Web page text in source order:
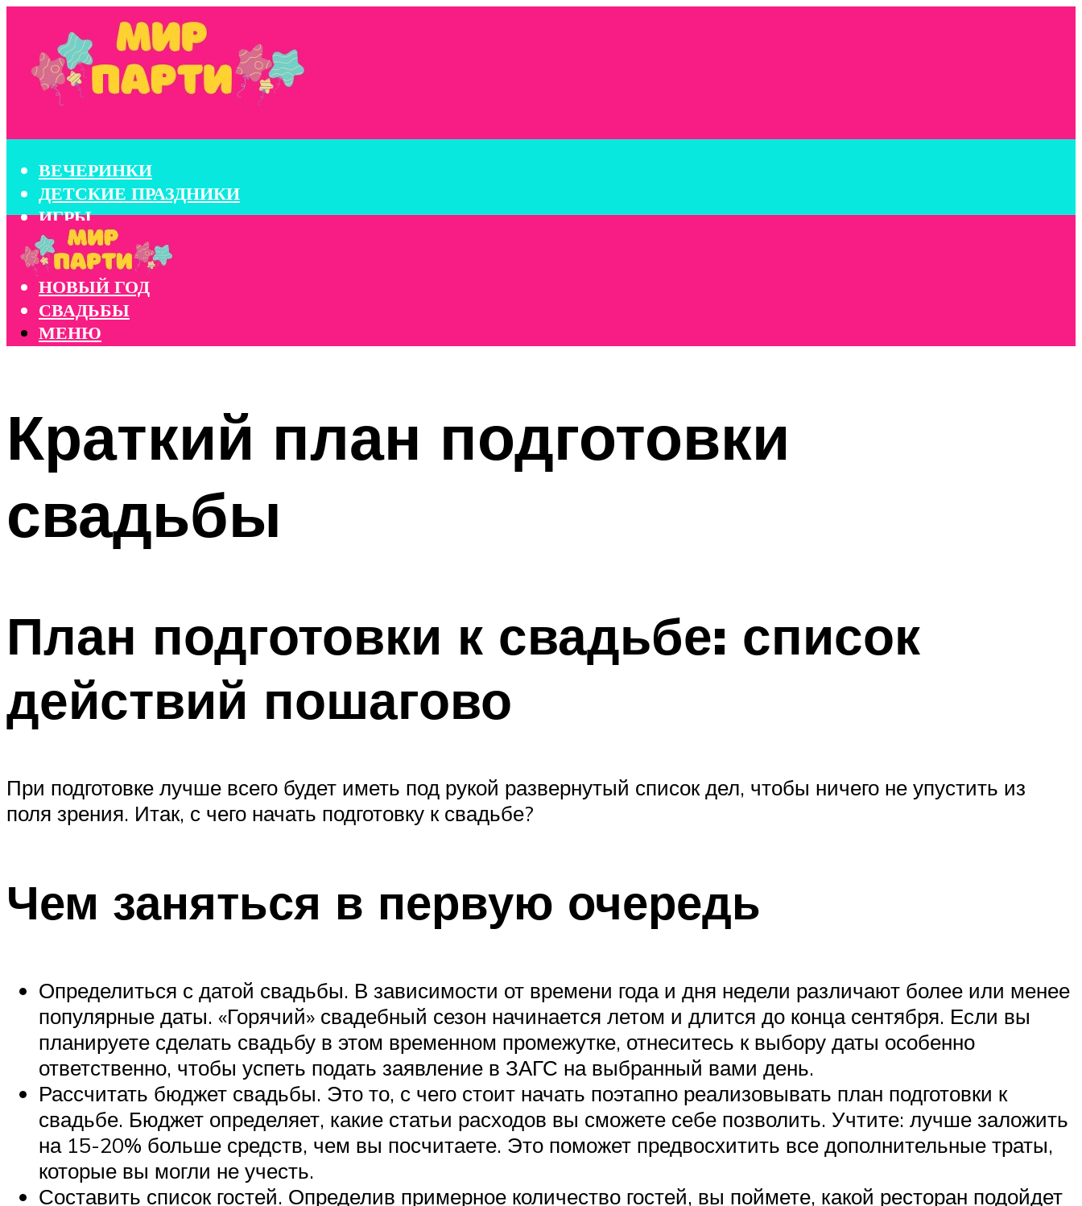
ВЕЧЕРИНКИ
ДЕТСКИЕ ПРАЗДНИКИ
ИГРЫ
КОНКУРСЫ
КОРПОРАТИВЫ
НОВЫЙ ГОД
СВАДЬБЫ
МЕНЮ
Краткий план подготовки
свадьбы
План подготовки к свадьбе: список
действий пошагово
При подготовке лучше всего будет иметь под рукой развернутый список дел, чтобы ничего не упустить из
поля зрения. Итак, с чего начать подготовку к свадьбе?
Чем заняться в первую очередь
Определиться с датой свадьбы. В зависимости от времени года и дня недели различают более или менее
популярные даты. «Горячий» свадебный сезон начинается летом и длится до конца сентября. Если вы
планируете сделать свадьбу в этом временном промежутке, отнеситесь к выбору даты особенно
ответственно, чтобы успеть подать заявление в ЗАГС на выбранный вами день.
Рассчитать бюджет свадьбы. Это то, с чего стоит начать поэтапно реализовывать план подготовки к
свадьбе. Бюджет определяет, какие статьи расходов вы сможете себе позволить. Учтите: лучше заложить
на 15-20% больше средств, чем вы посчитаете. Это поможет предвосхитить все дополнительные траты,
которые вы могли не учесть.
Составить список гостей. Определив примерное количество гостей, вы поймете, какой ресторан подойдет